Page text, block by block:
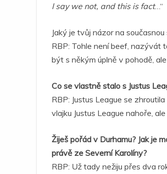
I say we not, and this is fact…“
Jaký je tvůj názor na
RBP: Tohle není beef, nazývát
být s někým úplně v pohodě,
Co se vlastně stalo s Justus
RBP: Justus League se
vlajku Justus League nahoře,
Žiješ pořád v Durhamu? Jak je
právě ze Severní Karolíny?
RBP: Už tady nežiju přes dva